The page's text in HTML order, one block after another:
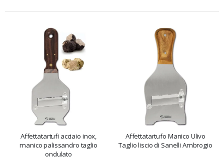
Affettatartufi acciaio inox,
manico palissandro taglio
ondulato
Affettatartufo Manico Ulivo
Taglio liscio di Sanelli Ambrogio